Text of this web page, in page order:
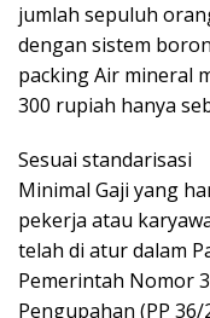
jumlah sepuluh
dengan sistem
packing Air mineral
300 rupiah hanya
Sesuai standarisasi
Minimal Gaji yang
pekerja atau
telah di atur dalam
Pemerintah Nomor
Pengupahan (PP 36/